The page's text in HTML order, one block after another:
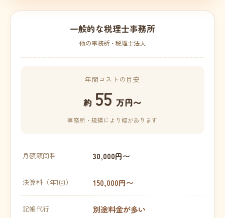
一般的な税理士事務所
他の事務所・税理士法人
年間コストの目安
約 55 万円〜
事務所・規模により幅があります
月額顧問料 30,000円〜
決算料（年1回） 150,000円〜
記帳代行 別途料金が多い